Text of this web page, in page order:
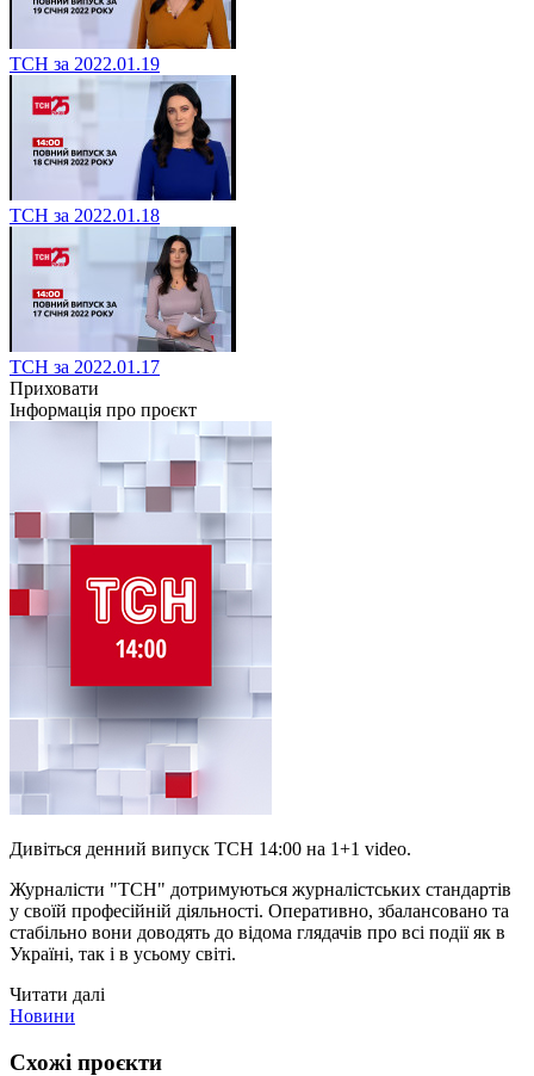
ТСН за 2022.01.19
ТСН за 2022.01.18
ТСН за 2022.01.17
Приховати
Інформація про проєкт
Дивіться денний випуск ТСН 14:00 на 1+1 video.
Журналісти "ТСН" дотримуються журналістських стандартів
у своїй професійній діяльності. Оперативно, збалансовано та
стабільно вони доводять до відома глядачів про всі події як в
Україні, так і в усьому світі.
Читати далі
Новини
Схожі проєкти